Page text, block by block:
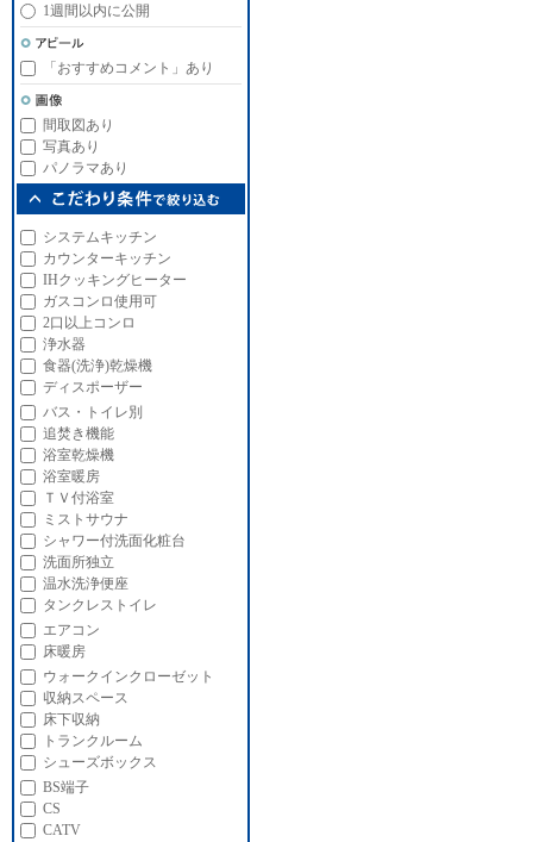
1週間以内に公開
「おすすめコメント」あり
間取図あり
写真あり
パノラマあり
システムキッチン
カウンターキッチン
IHクッキングヒーター
ガスコンロ使用可
2口以上コンロ
浄水器
食器(洗浄)乾燥機
ディスポーザー
バス・トイレ別
追焚き機能
浴室乾燥機
浴室暖房
ＴＶ付浴室
ミストサウナ
シャワー付洗面化粧台
洗面所独立
温水洗浄便座
タンクレストイレ
エアコン
床暖房
ウォークインクローゼット
収納スペース
床下収納
トランクルーム
シューズボックス
BS端子
CS
CATV